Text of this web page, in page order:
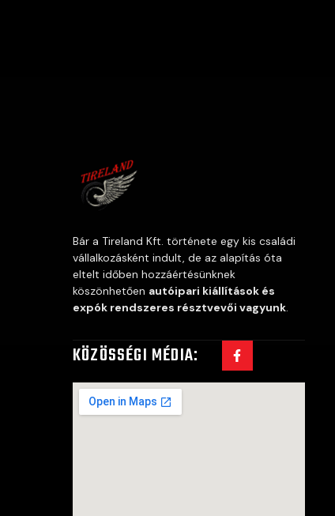
Bár a Tireland Kft. története egy kis családi
vállalkozásként indult, de az alapítás óta
eltelt időben hozzáértésünknek
köszönhetően autóipari kiállítások és
expók rendszeres résztvevői vagyunk.
KÖZÖSSÉGI MÉDIA: